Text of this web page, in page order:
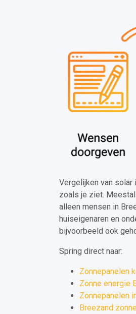
Vergelijken van solar
zoals je ziet.
alleen mensen in
huiseigenaren en
bijvoorbeeld ook
Spring direct naar:
Zonnepanelen
Zonne energie
Zonnepanelen
Breezand